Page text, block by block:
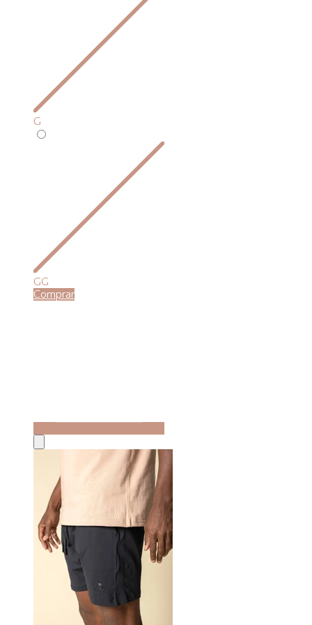
G
GG
Comprar